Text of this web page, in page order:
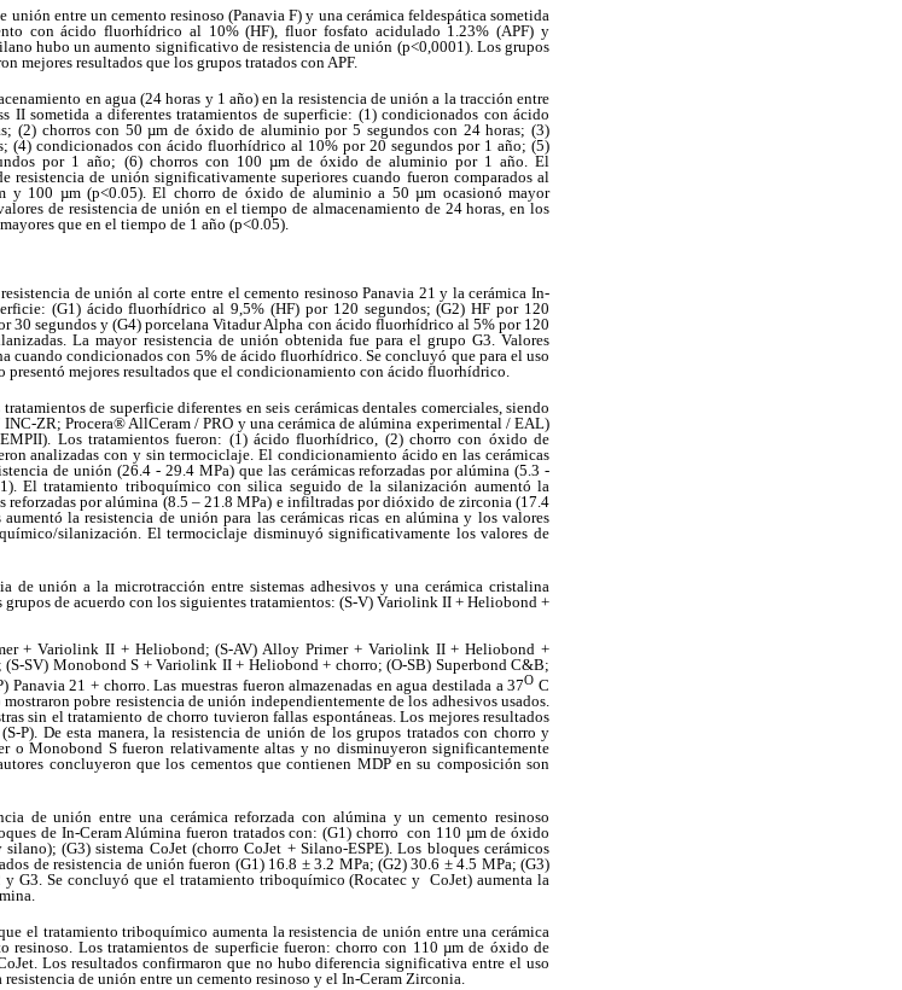
unión entre un cemento resinoso (Panavia F) y una cerámica feldespática sometida
con ácido fluorhídrico al 10% (HF), fluor fosfato acidulado 1.23% (APF) y
hubo un aumento significativo de resistencia de unión (p<0,0001). Los grupos
mejores resultados que los grupos tratados con APF.
en agua (24 horas y 1 año) en la resistencia de unión a la tracción entre
II sometida a diferentes tratamientos de superficie: (1) condicionados con ácido
(2) chorros con 50 µm de óxido de aluminio por 5 segundos con 24 horas; (3)
(4) condicionados con ácido fluorhídrico al 10% por 20 segundos por 1 año; (5)
por 1 año; (6) chorros con 100 µm de óxido de aluminio por 1 año. El
resistencia de unión significativamente superiores cuando fueron comparados al
y 100 µm (p<0.05). El chorro de óxido de aluminio a 50 µm ocasionó mayor
de resistencia de unión en el tiempo de almacenamiento de 24 horas, en los
que en el tiempo de 1 año (p<0.05).
resistencia de unión al corte entre el cemento resinoso Panavia 21 y la cerámica In-
(G1) ácido fluorhídrico al 9,5% (HF) por 120 segundos; (G2) HF por 120
30 segundos y (G4) porcelana Vitadur Alpha con ácido fluorhídrico al 5% por 120
La mayor resistencia de unión obtenida fue para el grupo G3. Valores
cuando condicionados con 5% de ácido fluorhídrico. Se concluyó que para el uso
mejores resultados que el condicionamiento con ácido fluorhídrico.
de superficie diferentes en seis cerámicas dentales comerciales, siendo
ZR; Procera® AllCeram / PRO y una cerámica de alúmina experimental / EAL)
Los tratamientos fueron: (1) ácido fluorhídrico, (2) chorro con óxido de
analizadas con y sin termociclaje. El condicionamiento ácido en las cerámicas
de unión (26.4 - 29.4 MPa) que las cerámicas reforzadas por alúmina (5.3 -
El tratamiento triboquímico con silica seguido de la silanización aumentó la
reforzadas por alúmina (8.5 – 21.8 MPa) e infiltradas por dióxido de zirconia (17.4
la resistencia de unión para las cerámicas ricas en alúmina y los valores
silanización. El termociclaje disminuyó significativamente los valores de
de unión a la microtracción entre sistemas adhesivos y una cerámica cristalina
de acuerdo con los siguientes tratamientos: (S-V) Variolink II + Heliobond +
+ Variolink II + Heliobond; (S-AV) Alloy Primer + Variolink II + Heliobond +
SV) Monobond S + Variolink II + Heliobond + chorro; (O-SB) Superbond C&B;
21 + chorro. Las muestras fueron almazenadas en agua destilada a 37O C
pobre resistencia de unión independientemente de los adhesivos usados.
sin el tratamiento de chorro tuvieron fallas espontáneas. Los mejores resultados
P). De esta manera, la resistencia de unión de los grupos tratados con chorro y
o Monobond S fueron relativamente altas y no disminuyeron significantemente
concluyeron que los cementos que contienen MDP en su composición son
de unión entre una cerámica reforzada con alúmina y un cemento resinoso
de In-Ceram Alúmina fueron tratados con: (G1) chorro con 110 µm de óxido
(G3) sistema CoJet (chorro CoJet + Silano-ESPE). Los bloques cerámicos
de resistencia de unión fueron (G1) 16.8 ± 3.2 MPa; (G2) 30.6 ± 4.5 MPa; (G3)
G3. Se concluyó que el tratamiento triboquímico (Rocatec y CoJet) aumenta la
el tratamiento triboquímico aumenta la resistencia de unión entre una cerámica
Los tratamientos de superficie fueron: chorro con 110 µm de óxido de
Los resultados confirmaron que no hubo diferencia significativa entre el uso
resistencia de unión entre un cemento resinoso y el In-Ceram Zirconia.